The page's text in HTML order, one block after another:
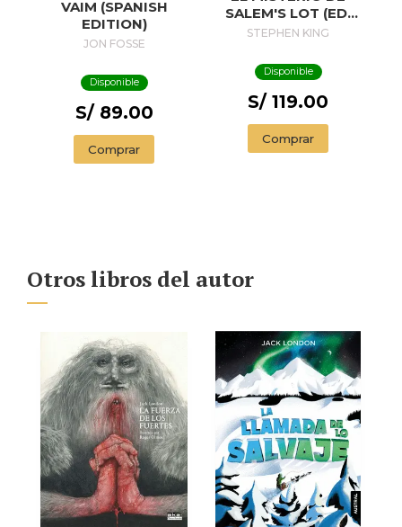
VAIM (SPANISH
EDITION)
JON FOSSE
Disponible
S/ 89.00
Comprar
SALEM'S LOT (ED.
50 ANIVERSARIO) /
STEPHEN KING
Disponible
S/ 119.00
Comprar
Otros libros del autor